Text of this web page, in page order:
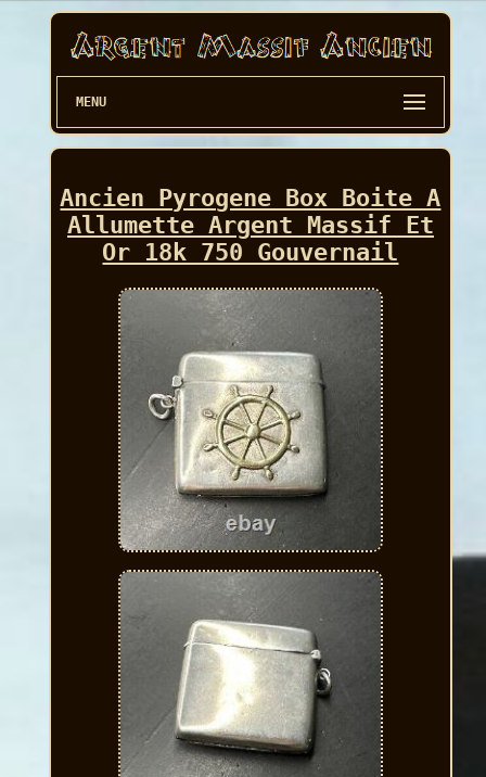
MENU
Ancien Pyrogene Box Boite A
Allumette Argent Massif Et
Or 18k 750 Gouvernail